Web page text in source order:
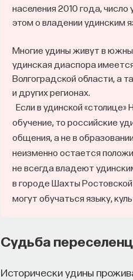
населения 2010 года,
этом о владении удинским
Многие удины живут в
удинская диаспора
Волгоградской области, а
и других регионах.
Если в удинской
обучение, то российские
общения, а не в
неизменно остается
не всегда владеют
в городе Шахты
могут обучаться языку,
Судьба
Исторически удины